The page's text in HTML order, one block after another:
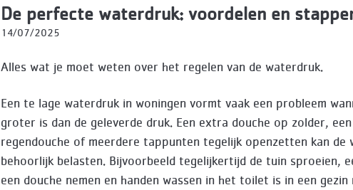
De perfecte waterdruk: voordelen en
14/07/2025
Alles wat je moet weten over het regelen van de waterdruk.
Een te lage waterdruk in woningen vormt vaak een probleem
groter is dan de geleverde druk. Een extra douche op zolder,
regendouche of meerdere tappunten tegelijk openzetten kan de
behoorlijk belasten. Bijvoorbeeld tegelijkertijd de tuin sproeien,
een douche nemen en handen wassen in het toilet is in een gezin